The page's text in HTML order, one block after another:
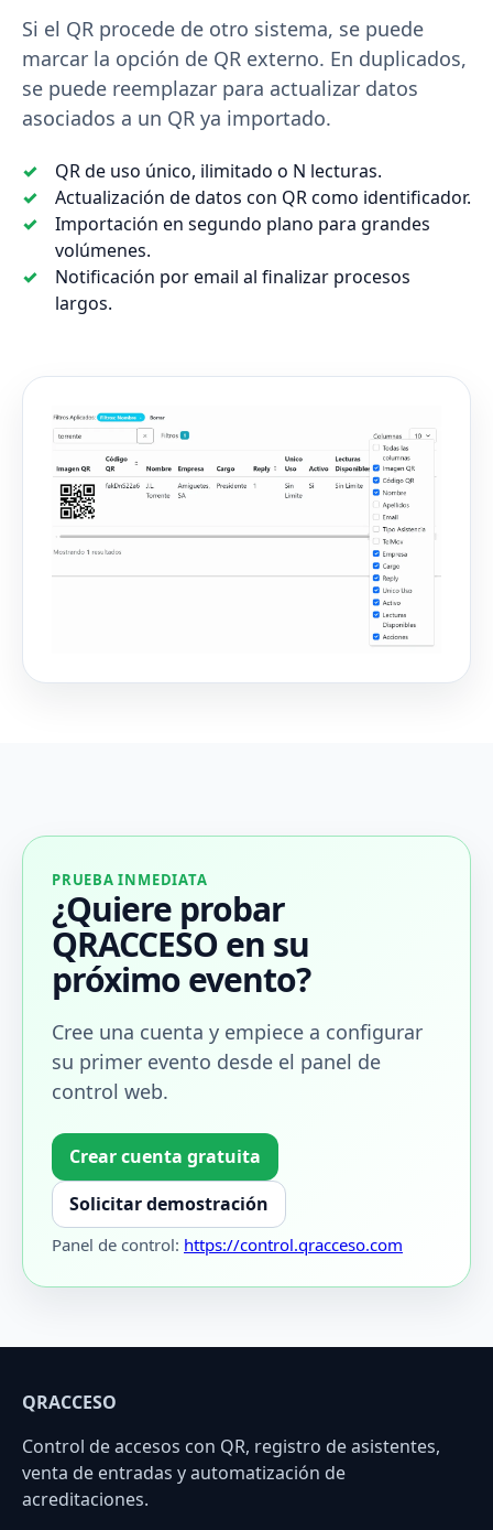
Si el QR procede de otro sistema, se puede
marcar la opción de QR externo. En duplicados,
se puede reemplazar para actualizar datos
asociados a un QR ya importado.
QR de uso único, ilimitado o N lecturas.
Actualización de datos con QR como identificador.
Importación en segundo plano para grandes
volúmenes.
Notificación por email al finalizar procesos
largos.
PRUEBA INMEDIATA
¿Quiere probar
QRACCESO en su
próximo evento?
Cree una cuenta y empiece a configurar
su primer evento desde el panel de
control web.
Crear cuenta gratuita
Solicitar demostración
Panel de control: https://control.qracceso.com
QRACCESO
Control de accesos con QR, registro de asistentes,
venta de entradas y automatización de
acreditaciones.